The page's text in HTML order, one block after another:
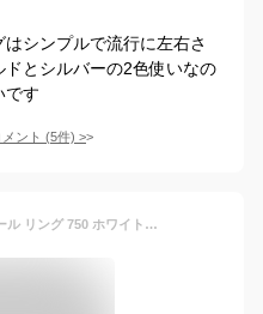
シンプルで流行に左右さ
とシルバーの2色使いなの
です
ント (5件) >
カルティエ【Cartier】ラニエール リング 750 ホワイトゴールド WG #48 8号 5.5gジュエリー レディース 指輪 USED：A【かんてい局亀有店】